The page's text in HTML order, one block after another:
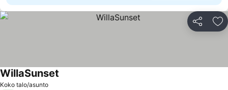
Jaa
Koko talo/asunto
WillaSunset